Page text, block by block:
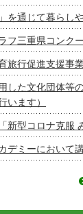
を通じて暮ら
フ三重県コンク
旅行促進支援事
した文化団体等
います）
新型コロナ克服
デミーにおいて